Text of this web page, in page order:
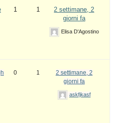
1 1
2 settimane, 2
giorni fa
Elisa D'Agostino
0 1
2 settimane, 2
giorni fa
askfjkasf